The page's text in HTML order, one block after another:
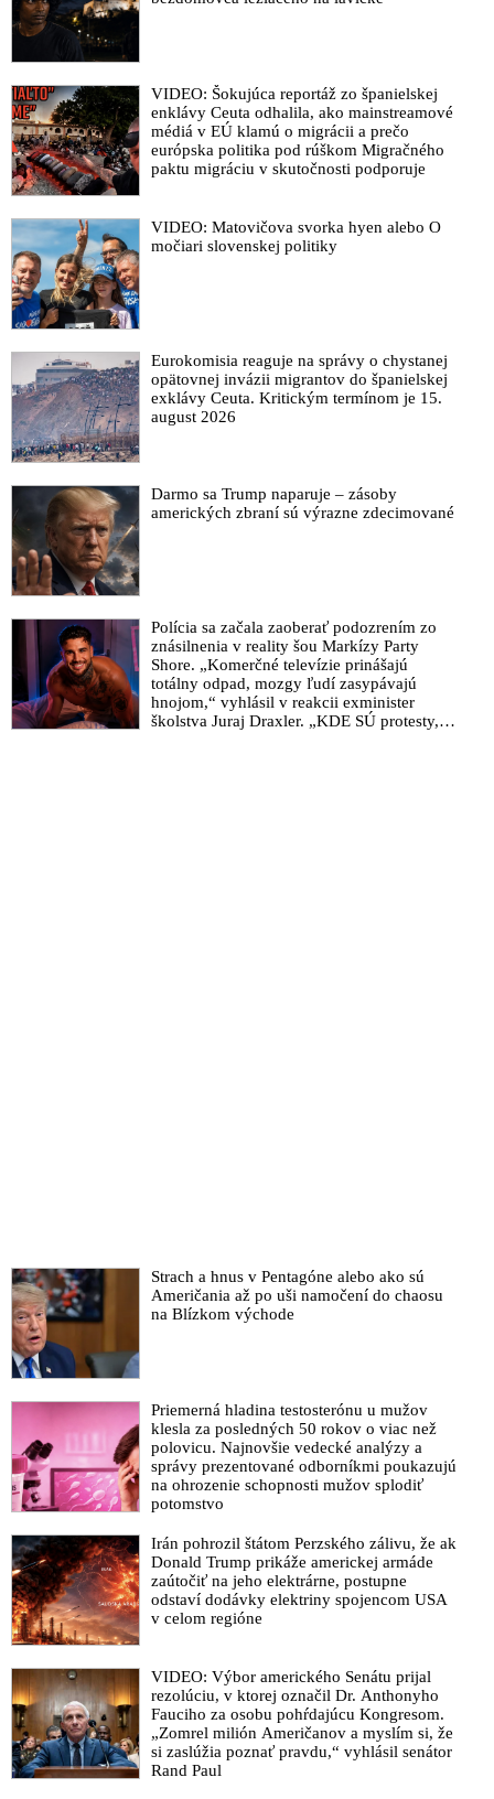
VIDEO: Šokujúca reportáž zo španielskej
enklávy Ceuta odhalila, ako mainstreamové
médiá v EÚ klamú o migrácii a prečo
európska politika pod rúškom Migračného
paktu migráciu v skutočnosti podporuje
VIDEO: Matovičova svorka hyen alebo O
močiari slovenskej politiky
Eurokomisia reaguje na správy o chystanej
opätovnej invázii migrantov do španielskej
exklávy Ceuta. Kritickým termínom je 15.
august 2026
Darmo sa Trump naparuje – zásoby
amerických zbraní sú výrazne zdecimované
Polícia sa začala zaoberať podozrením zo
znásilnenia v reality šou Markízy Party
Shore. „Komerčné televízie prinášajú
totálny odpad, mozgy ľudí zasypávajú
hnojom,“ vyhlásil v reakcii exminister
školstva Juraj Draxler. „KDE SÚ protesty,
Strach a hnus v Pentagóne alebo ako sú
Američania až po uši namočení do chaosu
na Blízkom východe
Priemerná hladina testosterónu u mužov
klesla za posledných 50 rokov o viac než
polovicu. Najnovšie vedecké analýzy a
správy prezentované odborníkmi poukazujú
na ohrozenie schopnosti mužov splodiť
potomstvo
Irán pohrozil štátom Perzského zálivu, že ak
Donald Trump prikáže americkej armáde
zaútočiť na jeho elektrárne, postupne
odstaví dodávky elektriny spojencom USA
v celom regióne
VIDEO: Výbor amerického Senátu prijal
rezolúciu, v ktorej označil Dr. Anthonyho
Fauciho za osobu pohŕdajúcu Kongresom.
„Zomrel milión Američanov a myslím si, že
si zaslúžia poznať pravdu,“ vyhlásil senátor
Rand Paul